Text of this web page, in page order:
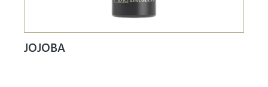
JOJOBA